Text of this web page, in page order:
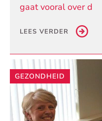
gaat vooral over d
LEES VERDER
GEZONDHEID